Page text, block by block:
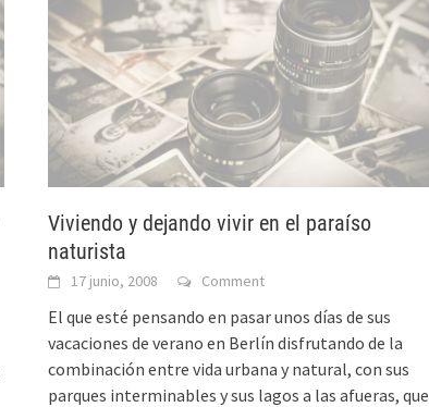
Viviendo y dejando vivir en el paraíso
naturista
17 junio, 2008 Comment
El que esté pensando en pasar unos días de sus
vacaciones de verano en Berlín disfrutando de la
combinación entre vida urbana y natural, con sus
parques interminables y sus lagos a las afueras, que